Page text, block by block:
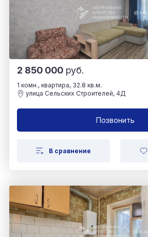
2 850 000 руб.
1 комн., квартира, 32.8 кв.м.
улица Сельских Строителей, 4Д
Позвонить
В сравнение